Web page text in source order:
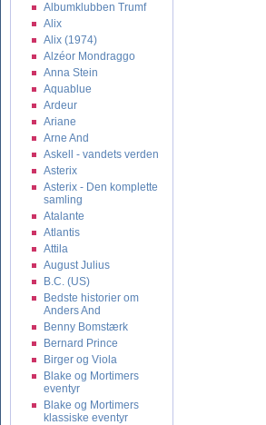
Albumklubben Trumf
Alix
Alix (1974)
Alzéor Mondraggo
Anna Stein
Aquablue
Ardeur
Ariane
Arne And
Askell - vandets verden
Asterix
Asterix - Den komplette
samling
Atalante
Atlantis
Attila
August Julius
B.C. (US)
Bedste historier om
Anders And
Benny Bomstærk
Bernard Prince
Birger og Viola
Blake og Mortimers
eventyr
Blake og Mortimers
klassiske eventyr